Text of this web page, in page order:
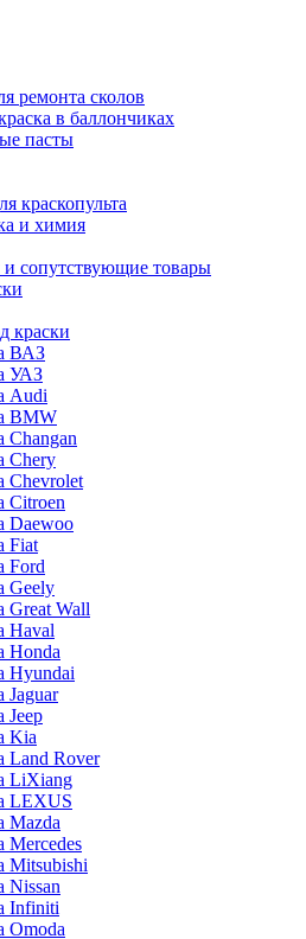
ремонта сколов
в баллончиках
пасты
краскопульта
и химия
сопутствующие товары
краски
ВАЗ
УАЗ
Audi
BMW
Changan
Chery
Chevrolet
Citroen
Daewoo
Fiat
Ford
Geely
Great Wall
Haval
Honda
Hyundai
Jaguar
Jeep
Kia
Land Rover
LiXiang
LEXUS
Mazda
Mercedes
Mitsubishi
Nissan
Infiniti
Omoda